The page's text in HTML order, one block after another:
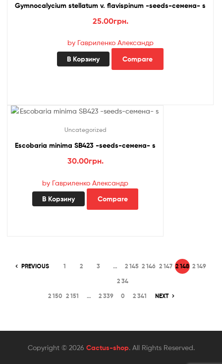
Gymnocalycium stellatum v. flavispinum -seeds-семена- s
25.00грн.
by Гавриленко Александр
В Корзину Compare
Uncategorized
Escobaria minima SB423 -seeds-семена- s
30.00грн.
by Гавриленко Александр
В Корзину Compare
PREVIOUS 1 2 3 … 2 145 2 146 2 147 2 148 2 149
2 150 2 151 … 2 339
2 34
0
2 341 NEXT
Copyright © 2026 Cactus-shop. All Rights Reserved.